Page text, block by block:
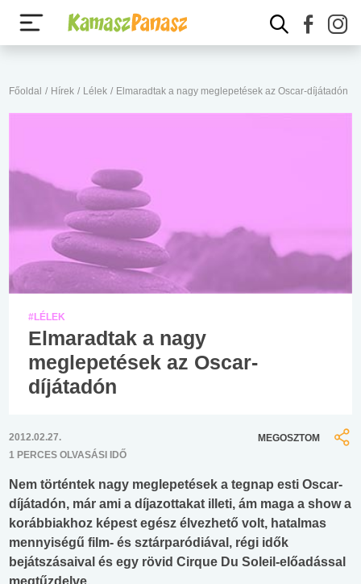
Főoldal / Hírek / Lélek / Elmaradtak a nagy meglepetések az Oscar-díjátadón
#LÉLEK
Elmaradtak a nagy
meglepetések az Oscar-
díjátadón
2012.02.27.
1 PERCES OLVASÁSI IDŐ
MEGOSZTOM
Nem történtek nagy meglepetések a tegnap esti Oscar-
díjátadón, már ami a díjazottakat illeti, ám maga a show a
korábbiakhoz képest egész élvezhető volt, hatalmas
mennyiségű film- és sztárparódiával, régi idők
bejátszásaival és egy rövid Cirque Du Soleil-előadással